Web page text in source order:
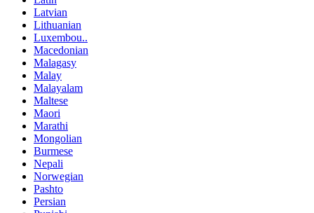
Latvian
Lithuanian
Luxembou..
Macedonian
Malagasy
Malay
Malayalam
Maltese
Maori
Marathi
Mongolian
Burmese
Nepali
Norwegian
Pashto
Persian